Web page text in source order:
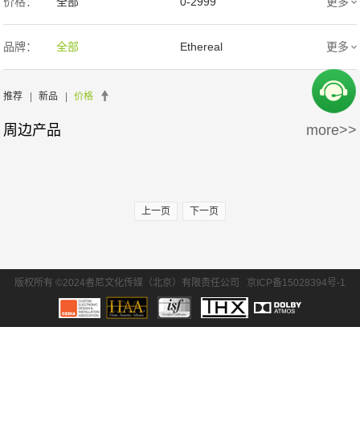
声学产品 智能产品
周边产品
3000-9999 1万-5万
5万-15万
30万-50万
品牌： 全部 Ethereal
氧空间
Zthester
更多
推荐 | 新品 | 价格
周边产品 more>>
上一页 下一页
版权所有 ©2024者尼文化传媒（北京）有限责任公司 京ICP备15028394号-1